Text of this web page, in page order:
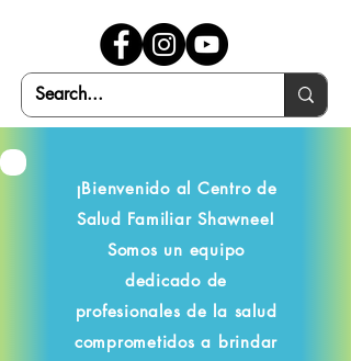
¡Bienvenido al Centro de
Salud Familiar Shawnee!
Somos un equipo
dedicado de
profesionales de la salud
comprometidos a brindar